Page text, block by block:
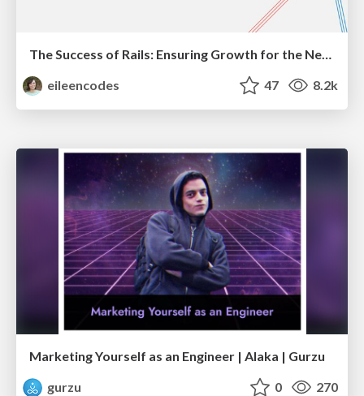
eileencodes
47 8.2k
Marketing Yourself as an Engineer | Alaka | Gurzu
gurzu
0 270